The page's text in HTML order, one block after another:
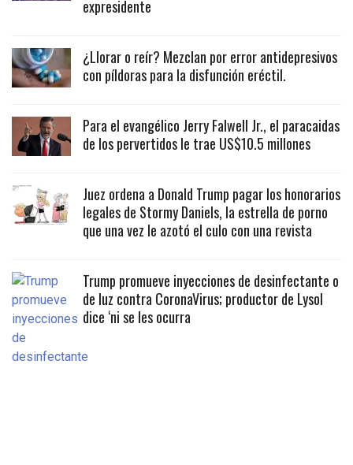
expresidente
¿Llorar o reír? Mezclan por error antidepresivos
con píldoras para la disfunción eréctil.
Para el evangélico Jerry Falwell Jr., el paracaidas
de los pervertidos le trae US$10.5 millones
Juez ordena a Donald Trump pagar los honorarios
legales de Stormy Daniels, la estrella de porno
que una vez le azotó el culo con una revista
Trump promueve inyecciones de desinfectante o
de luz contra CoronaVirus; productor de Lysol
dice ‘ni se les ocurra